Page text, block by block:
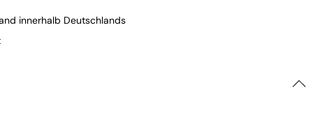
innerhalb Deutschlands